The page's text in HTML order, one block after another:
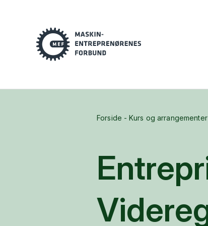
Forside - Kurs og arrangementer